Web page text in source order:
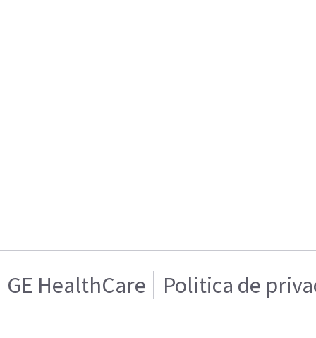
GE HealthCare Politica de